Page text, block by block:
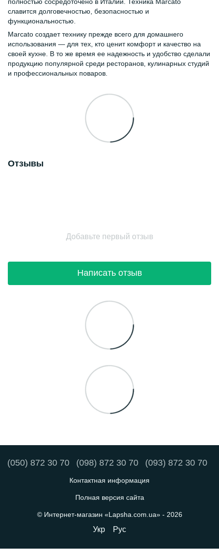
славится долговечностью, безопасностью и
функциональностью.
Marcato создает технику прежде всего для домашнего
использования — для тех, кто ценит комфорт и качество на
своей кухне. В то же время ее надежность и удобство сделали
продукцию популярной среди ресторанов, кулинарных студий
и профессиональных поваров.
Отзывы
Добавьте первый отзыв
Написать отзыв
(050) 872 30 70 (098) 872 30 70 (093) 872 30 70
Контактная информация
Полная версия сайта
© Интернет-магазин «Lapsha.com.ua» - 2026
Укр Рус